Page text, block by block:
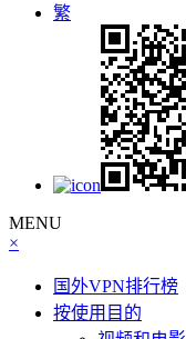
繁
MENU
×
国外VPN排行榜
按使用目的